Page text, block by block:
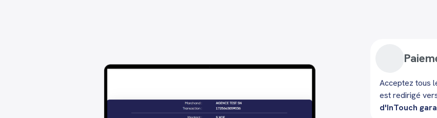
Acceptez tous
est redirigé
d'InTouch